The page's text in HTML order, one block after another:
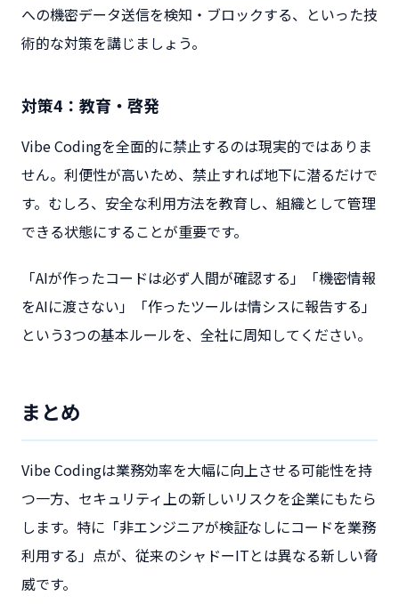
への機密データ送信を検知・ブロックする、といった技
術的な対策を講じましょう。
対策4：教育・啓発
Vibe Codingを全面的に禁止するのは現実的ではありま
せん。利便性が高いため、禁止すれば地下に潜るだけで
す。むしろ、安全な利用方法を教育し、組織として管理
できる状態にすることが重要です。
「AIが作ったコードは必ず人間が確認する」「機密情報
をAIに渡さない」「作ったツールは情シスに報告する」
という3つの基本ルールを、全社に周知してください。
まとめ
Vibe Codingは業務効率を大幅に向上させる可能性を持
つ一方、セキュリティ上の新しいリスクを企業にもたら
します。特に「非エンジニアが検証なしにコードを業務
利用する」点が、従来のシャドーITとは異なる新しい脅
威です。